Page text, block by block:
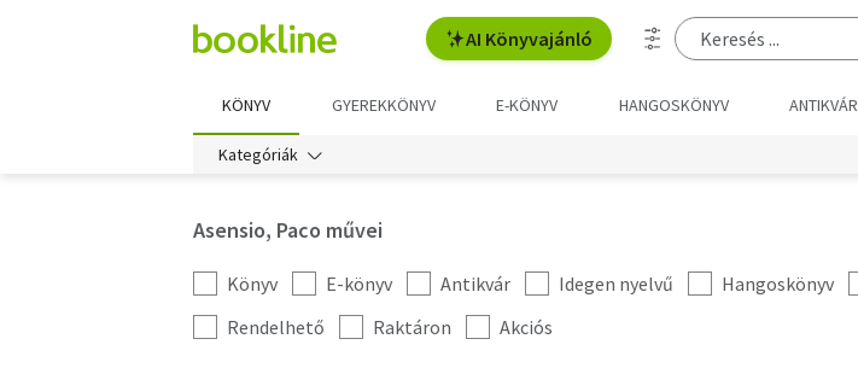
AI Könyvajánló
KÖNYV GYEREKKÖNYV E-KÖNYV HANGOSKÖNYV ANTIKVÁR
Kategóriák
Asensio, Paco művei
Kategória
szűrés
Könyv E-könyv Antikvár Idegen nyelvű Hangoskönyv
További
szűrők
Rendelhető Raktáron Akciós